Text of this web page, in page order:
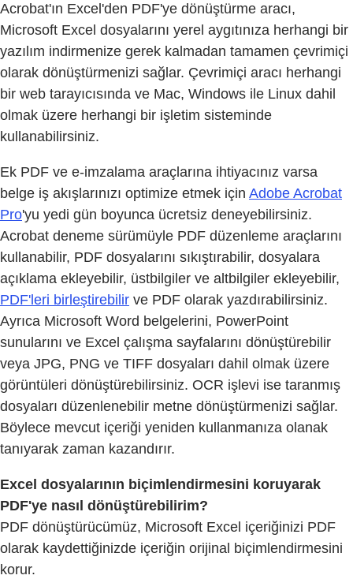
Acrobat'ın Excel'den PDF'ye dönüştürme aracı,
Microsoft Excel dosyalarını yerel aygıtınıza herhangi bir
yazılım indirmenize gerek kalmadan tamamen çevrimiçi
olarak dönüştürmenizi sağlar. Çevrimiçi aracı herhangi
bir web tarayıcısında ve Mac, Windows ile Linux dahil
olmak üzere herhangi bir işletim sisteminde
kullanabilirsiniz.
Ek PDF ve e-imzalama araçlarına ihtiyacınız varsa
belge iş akışlarınızı optimize etmek için Adobe Acrobat
Pro'yu yedi gün boyunca ücretsiz deneyebilirsiniz.
Acrobat deneme sürümüyle PDF düzenleme araçlarını
kullanabilir, PDF dosyalarını sıkıştırabilir, dosyalara
açıklama ekleyebilir, üstbilgiler ve altbilgiler ekleyebilir,
PDF'leri birleştirebilir ve PDF olarak yazdırabilirsiniz.
Ayrıca Microsoft Word belgelerini, PowerPoint
sunularını ve Excel çalışma sayfalarını dönüştürebilir
veya JPG, PNG ve TIFF dosyaları dahil olmak üzere
görüntüleri dönüştürebilirsiniz. OCR işlevi ise taranmış
dosyaları düzenlenebilir metne dönüştürmenizi sağlar.
Böylece mevcut içeriği yeniden kullanmanıza olanak
tanıyarak zaman kazandırır.
Excel dosyalarının biçimlendirmesini koruyarak
PDF'ye nasıl dönüştürebilirim?
PDF dönüştürücümüz, Microsoft Excel içeriğinizi PDF
olarak kaydettiğinizde içeriğin orijinal biçimlendirmesini
korur.